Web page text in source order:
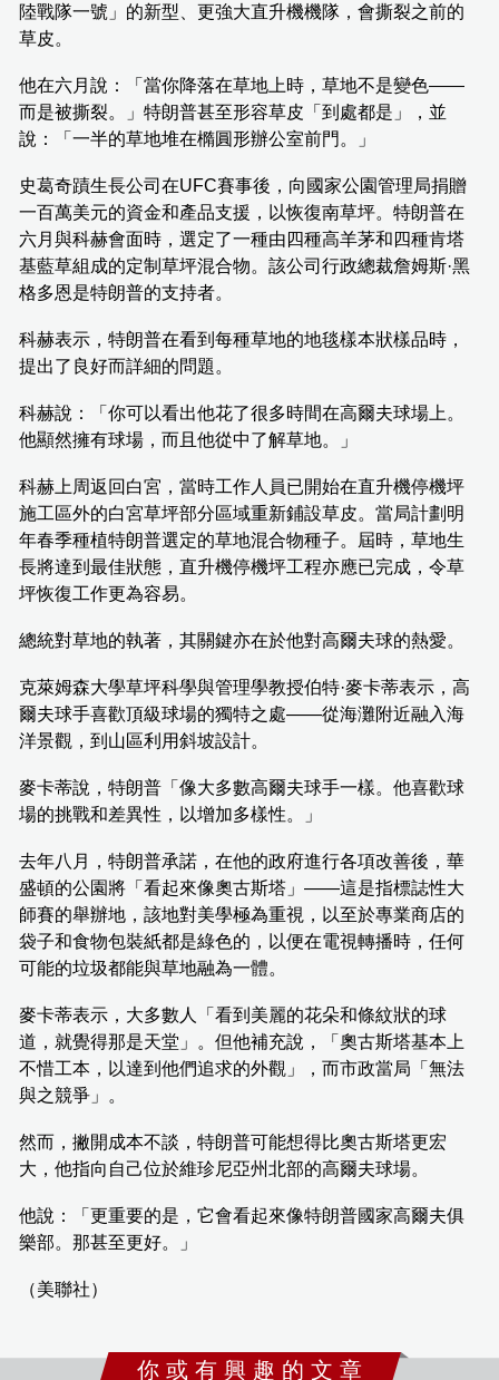
陸戰隊一號」的新型、更強大直升機機隊，會撕裂之前的
草皮。
他在六月說：「當你降落在草地上時，草地不是變色——
而是被撕裂。」特朗普甚至形容草皮「到處都是」，並
說：「一半的草地堆在橢圓形辦公室前門。」
史葛奇蹟生長公司在UFC賽事後，向國家公園管理局捐贈
一百萬美元的資金和產品支援，以恢復南草坪。特朗普在
六月與科赫會面時，選定了一種由四種高羊茅和四種肯塔
基藍草組成的定制草坪混合物。該公司行政總裁詹姆斯·黑
格多恩是特朗普的支持者。
科赫表示，特朗普在看到每種草地的地毯樣本狀樣品時，
提出了良好而詳細的問題。
科赫說：「你可以看出他花了很多時間在高爾夫球場上。
他顯然擁有球場，而且他從中了解草地。」
科赫上周返回白宮，當時工作人員已開始在直升機停機坪
施工區外的白宮草坪部分區域重新鋪設草皮。當局計劃明
年春季種植特朗普選定的草地混合物種子。屆時，草地生
長將達到最佳狀態，直升機停機坪工程亦應已完成，令草
坪恢復工作更為容易。
總統對草地的執著，其關鍵亦在於他對高爾夫球的熱愛。
克萊姆森大學草坪科學與管理學教授伯特·麥卡蒂表示，高
爾夫球手喜歡頂級球場的獨特之處——從海灘附近融入海
洋景觀，到山區利用斜坡設計。
麥卡蒂說，特朗普「像大多數高爾夫球手一樣。他喜歡球
場的挑戰和差異性，以增加多樣性。」
去年八月，特朗普承諾，在他的政府進行各項改善後，華
盛頓的公園將「看起來像奧古斯塔」——這是指標誌性大
師賽的舉辦地，該地對美學極為重視，以至於專業商店的
袋子和食物包裝紙都是綠色的，以便在電視轉播時，任何
可能的垃圾都能與草地融為一體。
麥卡蒂表示，大多數人「看到美麗的花朵和條紋狀的球
道，就覺得那是天堂」。但他補充說，「奧古斯塔基本上
不惜工本，以達到他們追求的外觀」，而市政當局「無法
與之競爭」。
然而，撇開成本不談，特朗普可能想得比奧古斯塔更宏
大，他指向自己位於維珍尼亞州北部的高爾夫球場。
他說：「更重要的是，它會看起來像特朗普國家高爾夫俱
樂部。那甚至更好。」
（美聯社）
你 或 有 興 趣 的 文 章